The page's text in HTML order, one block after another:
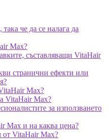
че да се налага да
Max?
съставляващи VitaHair
странични ефекти или
Max?
VitaHair Max?
за използването
Max и на каква цена?
от VitaHair Max?